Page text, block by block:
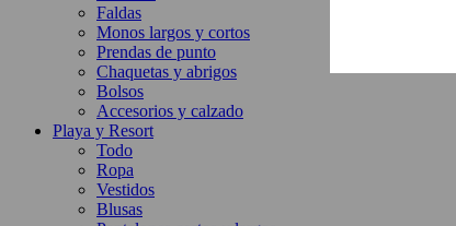
Faldas
Monos largos y cortos
Prendas de punto
Chaquetas y abrigos
Bolsos
Accesorios y calzado
Playa y Resort
Todo
Ropa
Vestidos
Blusas